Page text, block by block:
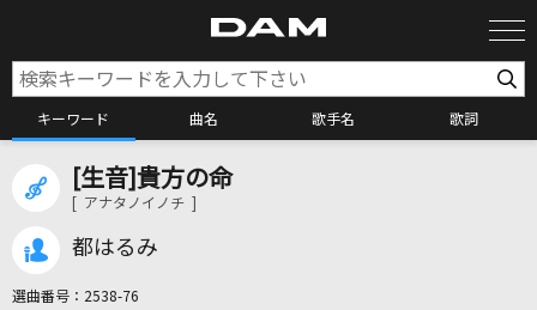
キーワード 曲名 歌手名 歌詞
カラオケ検索
[生音]貴方の命
[ アナタノイノチ ]
都はるみ
選曲番号： 2538-76